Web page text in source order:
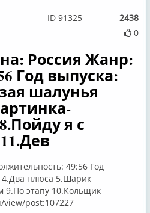
2438
0
ID 91325
Россия Жанр:
Год выпуска:
шалунья
я с
49:56 Год
4.Два плюса 5.Шарик
9.По этапу 10.Кольщик
post:107227